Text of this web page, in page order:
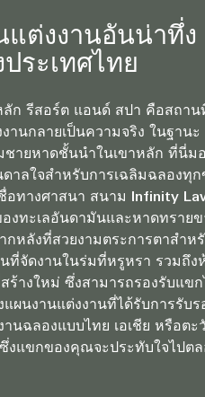
แต่งงานอันน่าทึ่ง
ระเทศไทย
ลัก รีสอร์ต แอนด์ สปา คือสถาน
านกลายเป็นความจริง ในฐานะ
ชายหาดชั้นนำในเขาหลัก ที่นี่ม
าลใจสำหรับการเฉลิมฉลองทุก
อทางศาสนา สนาม Infinity
งทะเลอันดามันและหาดทรายข
หลังที่สวยงามตระการตาสำห
ที่จัดงานในร่มที่หรูหรา รวมถึง
ร้างใหม่ ซึ่งสามารถรองรับแขก
ผนงานแต่งงานที่ได้รับการรับร
นฉลองแบบไทย เอเชีย หรือตะ
งแขกของคุณจะประทับใจไปต